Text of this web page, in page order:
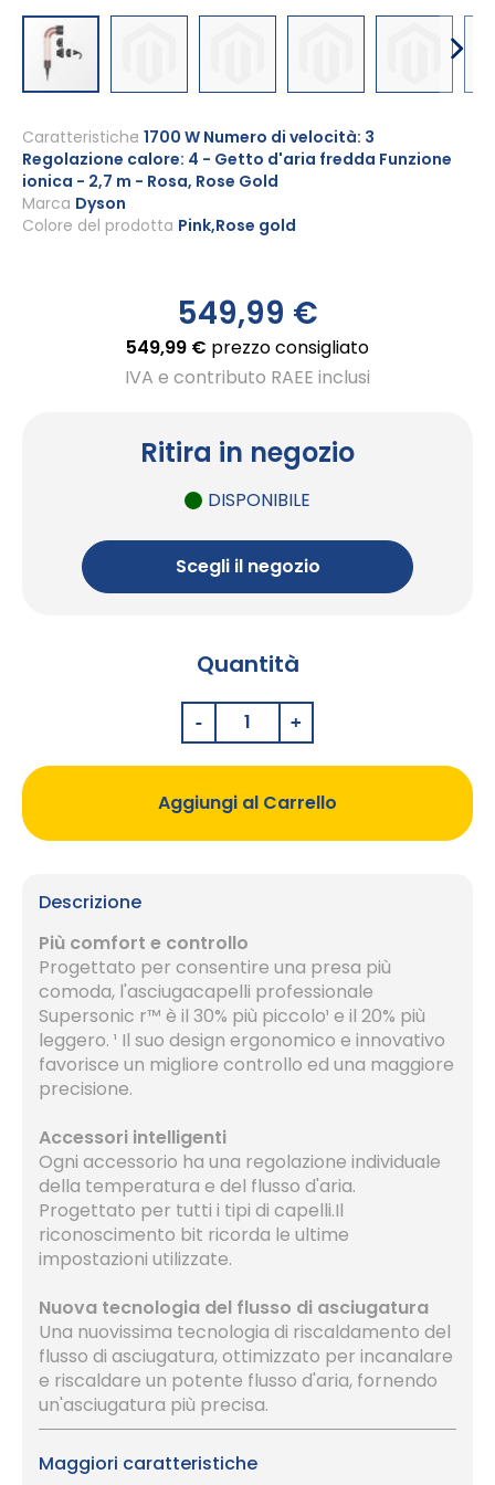
all'inizio
della
galleria
di
immagini
549,99 €
549,99 € prezzo consigliato
IVA e contributo RAEE inclusi
Ritira in negozio
DISPONIBILE
Scegli il negozio
Quantità
Aggiungi al Carrello
Marca Dyson
Caratteristiche 1700 W Numero di velocità: 3
Regolazione calore: 4 - Getto d'aria fredda Funzione
ionica - 2,7 m - Rosa, Rose Gold
Colore del prodotto Pink,Rose gold
Descrizione
Più comfort e controllo
Progettato per consentire una presa più
comoda, l'asciugacapelli professionale
Supersonic r™ è il 30% più piccolo¹ e il 20% più
leggero. ¹ Il suo design ergonomico e innovativo
favorisce un migliore controllo ed una maggiore
precisione.
Accessori intelligenti
Ogni accessorio ha una regolazione individuale
della temperatura e del flusso d'aria.
Progettato per tutti i tipi di capelli.Il
riconoscimento bit ricorda le ultime
impostazioni utilizzate.
Nuova tecnologia del flusso di asciugatura
Una nuovissima tecnologia di riscaldamento del
flusso di asciugatura, ottimizzato per incanalare
e riscaldare un potente flusso d'aria, fornendo
un'asciugatura più precisa.
Maggiori caratteristiche